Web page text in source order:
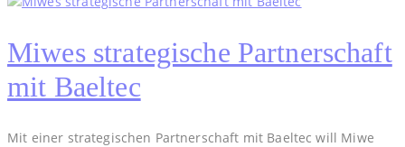
Miwes strategische Partnerschaft
mit Baeltec
Mit einer strategischen Partnerschaft mit Baeltec will Miwe